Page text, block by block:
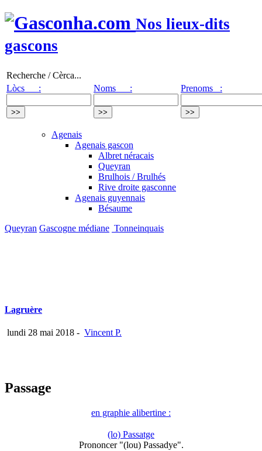
Nos lieux-dits
gascons
Recherche / Cèrca...
Lòcs :
Noms : Prenoms :
Agenais
Agenais gascon
Albret néracais
Queyran
Brulhois / Brulhés
Rive droite gasconne
Agenais guyennais
Bésaume
Queyran Gascogne médiane Tonneinquais
Lagruère
lundi 28 mai 2018 - Vincent P.
Passage
en graphie alibertine :
(lo) Passatge
Prononcer "(lou) Passadye".